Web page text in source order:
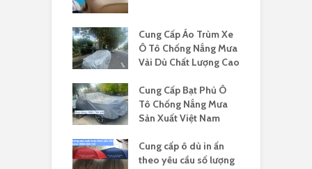
Cung Cấp Áo Trùm Xe
Ô Tô Chống Nắng Mưa
Vải Dù Chất Lượng Cao
Cung Cấp Bạt Phủ Ô
Tô Chống Nắng Mưa
Sản Xuất Việt Nam
Cung cấp ô dù in ấn
theo yêu cầu số lượng